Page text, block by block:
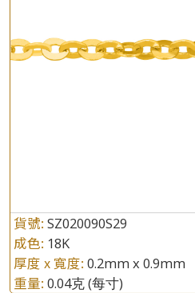
貨號: SZ020090S29
成色: 18K
厚度 x 寬度: 0.2mm x 0.9mm
重量: 0.04克(每寸)